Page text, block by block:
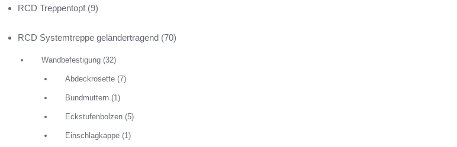
RCD Treppentopf (9)
RCD Systemtreppe geländertragend (70)
Wandbefestigung (32)
Abdeckrosette (7)
Bundmuttern (1)
Eckstufenbolzen (5)
Einschlagkappe (1)